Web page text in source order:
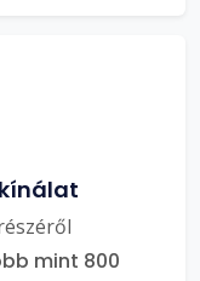
mint 800